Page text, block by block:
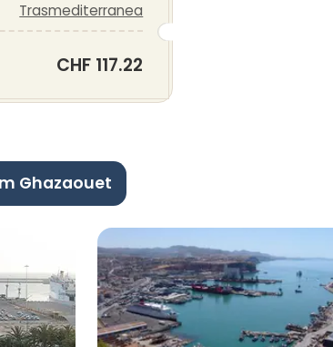
Trasmediterranea
CHF 117.22
Ghazaouet